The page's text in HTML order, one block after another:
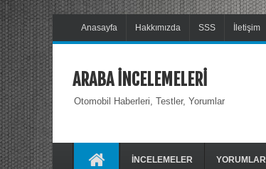
Anasayfa Hakkımızda SSS İletişim
ARABA İNCELEMELERİ
Otomobil Haberleri, Testler, Yorumlar
İNCELEMELER YORUMLAR